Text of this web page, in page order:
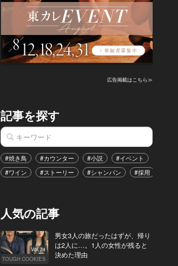
広告掲載はこちら≫
記事を探す
#焼き鳥 #カウンター #小説 #イベント
#ワイン
#ストーリー #シャンパン #採用
人気の記事
Vol.74
TOUGH COOKIES
男女3人の旅だったはずが、帰り
は2人に…。1人の女性が残ると
決めた理由